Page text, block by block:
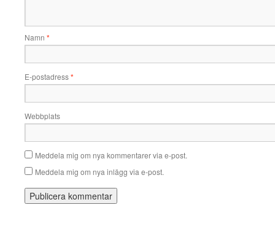
Namn *
E-postadress*
Webbplats
Meddela mig om nya kommentarer via e-post.
Meddela mig om nya inlägg via e-post.